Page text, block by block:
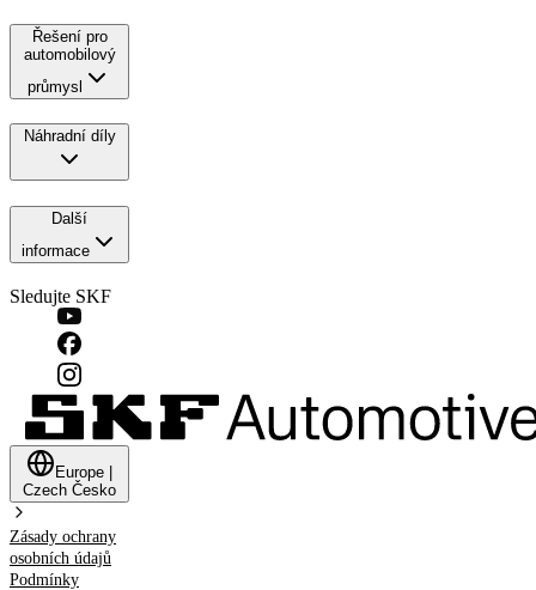
Řešení pro
automobilový
průmysl
Náhradní díly
Další
informace
Sledujte SKF
Europe
Czech Česko
Zásady ochrany
osobních údajů
Podmínky